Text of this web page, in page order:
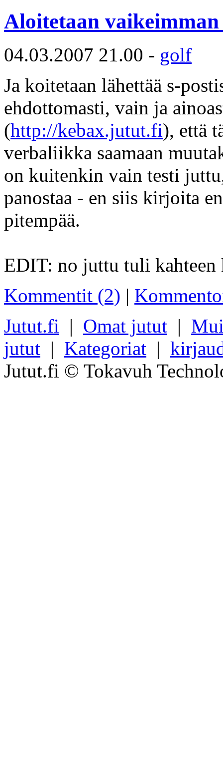
Aloitetaan
04.03.2007 21.00 - golf
Ja koitetaan lähettää s-
ehdottomasti, vain ja
(http://kebax.jutut.fi), että
verbaliikka saamaan
on kuitenkin vain testi
panostaa - en siis kirjoita
pitempää.
EDIT: no juttu tuli kahteen
Kommentit (2) |
Jutut.fi | Omat jutut |
jutut | Kategoriat |
Jutut.fi © Tokavuh